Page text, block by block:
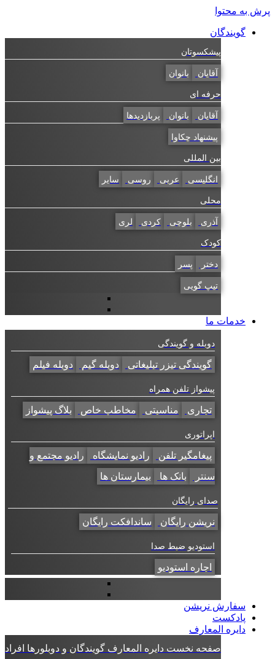
به محتوا
گویندگان
پیشکسوتان
بانوان
حرفه ای
بانوان پربازدیدها
پیشنهاد چکاوا
بین المللی
انگلیسی عربی روسی سایر
محلی
بلوچی کردی لری
کودک
پسر
تیپ گویی
خدمات ما
دوبله و گویندگی
گویندگی تیزر تبلیغاتی دوبله گیم دوبله فیلم
پیشواز تلفن همراه
تجاری مناسبتی مخاطب خاص بلاگ پیشواز
اپراتوری
پیغامگیر تلفن رادیو نمایشگاه رادیو مجتمع و
سنتر بانک ها بیمارستان ها
صدای رایگان
نریشن رایگان ساندافکت رایگان
استودیو ضبط صدا
اجاره استودیو
سفارش نریشن
پادکست
دایره المعارف
صفحه نخست دایره المعارفگویندگان و دوبلورهاافراد